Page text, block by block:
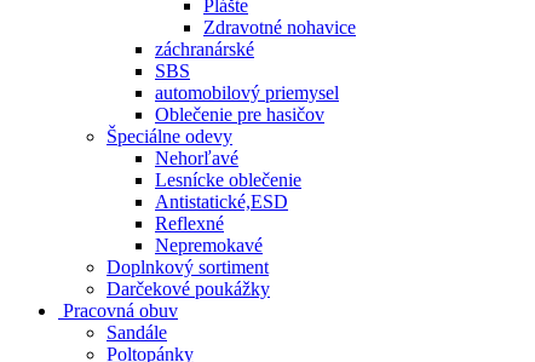
Plášte
Zdravotné nohavice
záchranárské
SBS
automobilový priemysel
Oblečenie pre hasičov
Špeciálne odevy
Nehorľavé
Lesnícke oblečenie
Antistatické,ESD
Reflexné
Nepremokavé
Doplnkový sortiment
Darčekové poukážky
Pracovná obuv
Sandále
Poltopánky